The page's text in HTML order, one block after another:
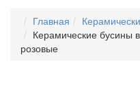
Главная
Керамические бусины
розовые